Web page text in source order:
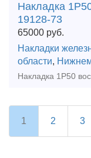
Накладка
19128-73
65000 руб.
Накладки
области,
1 2 3